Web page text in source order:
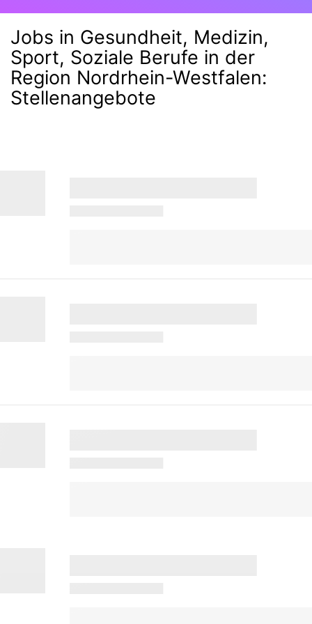
Jobs in Gesundheit, Medizin,
Sport, Soziale Berufe in der
Region Nordrhein-Westfalen:
Stellenangebote